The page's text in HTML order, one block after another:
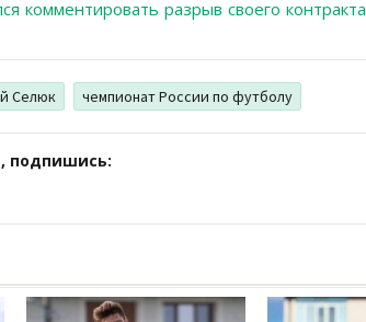
комментировать разрыв своего контракта
Селюк чемпионат России по футболу
подпишись: